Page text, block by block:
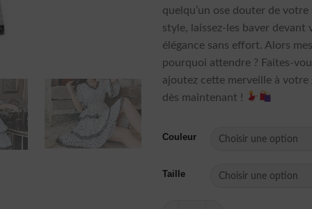
quelqu’un ose douter de votre
style, laissez-les baver devant
élégance sans effort. Alors
pourquoi attendre ? Faites-
ajoutez cette merveille à votre
dès maintenant !
Couleur
Taille